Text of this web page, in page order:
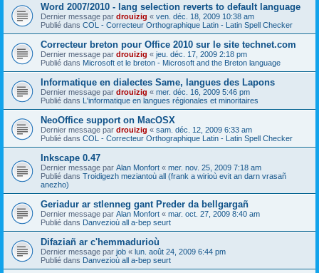
Word 2007/2010 - lang selection reverts to default language
Dernier message par drouizig « ven. déc. 18, 2009 10:38 am
Publié dans COL - Correcteur Orthographique Latin - Latin Spell Checker
Correcteur breton pour Office 2010 sur le site technet.com
Dernier message par drouizig « jeu. déc. 17, 2009 2:18 pm
Publié dans Microsoft et le breton - Microsoft and the Breton language
Informatique en dialectes Same, langues des Lapons
Dernier message par drouizig « mer. déc. 16, 2009 5:46 pm
Publié dans L'informatique en langues régionales et minoritaires
NeoOffice support on MacOSX
Dernier message par drouizig « sam. déc. 12, 2009 6:33 am
Publié dans COL - Correcteur Orthographique Latin - Latin Spell Checker
Inkscape 0.47
Dernier message par Alan Monfort « mer. nov. 25, 2009 7:18 am
Publié dans Troidigezh meziantoù all (frank a wirioù evit an darn vrasañ
anezho)
Geriadur ar stlenneg gant Preder da bellgargañ
Dernier message par Alan Monfort « mar. oct. 27, 2009 8:40 am
Publié dans Danvezioù all a-bep seurt
Difaziañ ar c'hemmadurioù
Dernier message par job « lun. août 24, 2009 6:44 pm
Publié dans Danvezioù all a-bep seurt